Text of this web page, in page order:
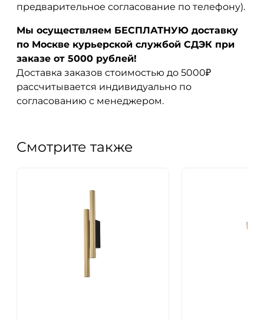
предварительное согласование по телефону).
Мы осуществляем БЕСПЛАТНУЮ доставку
по Москве курьерской службой СДЭК при
заказе от 5000 рублей!
Доставка заказов стоимостью до 5000₽
рассчитывается индивидуально по
согласованию с менеджером.
Смотрите также